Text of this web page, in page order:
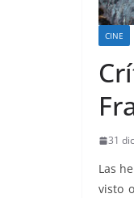
CINE
31
Las
visto